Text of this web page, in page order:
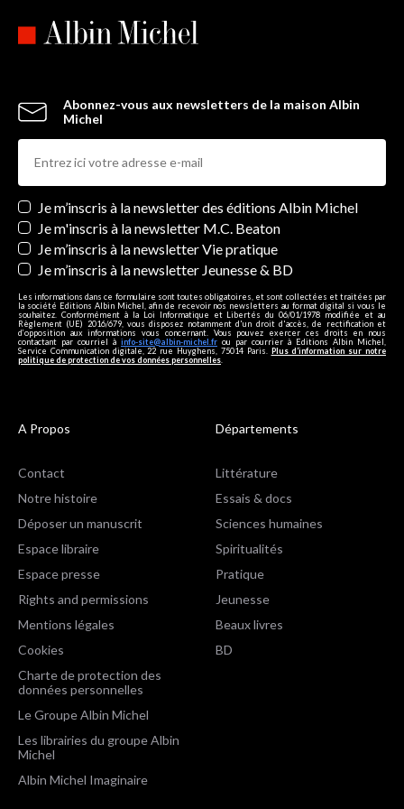
Abonnez-vous aux newsletters de la maison Albin
Michel
Newsletters
Je m’inscris à la newsletter des éditions Albin Michel
Je m'inscris à la newsletter M.C. Beaton
Je m’inscris à la newsletter Vie pratique
Je m’inscris à la newsletter Jeunesse & BD
Les informations dans ce formulaire sont toutes obligatoires, et sont collectées et traitées par
la société Editions Albin Michel, afin de recevoir nos newsletters au format digital si vous le
souhaitez. Conformément à la Loi Informatique et Libertés du 06/01/1978 modifiée et au
Règlement (UE) 2016/679, vous disposez notamment d'un droit d'accès, de rectification et
d’opposition aux informations vous concernant. Vous pouvez exercer ces droits en nous
contactant par courriel à info-site@albin-michel.fr ou par courrier à Editions Albin Michel,
Service Communication digitale, 22 rue Huyghens, 75014 Paris. Plus d’information sur notre
politique de protection de vos données personnelles
A Propos
Contact
Notre histoire
Déposer un manuscrit
Espace libraire
Espace presse
Rights and permissions
Mentions légales
Cookies
Charte de protection des
données personnelles
Le Groupe Albin Michel
Les librairies du groupe Albin
Michel
Albin Michel Imaginaire
Départements
Littérature
Essais & docs
Sciences humaines
Spiritualités
Pratique
Jeunesse
Beaux livres
BD